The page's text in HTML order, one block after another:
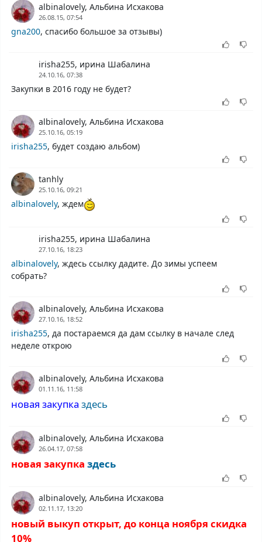
albinalovely, Альбина Исхакова
26.08.15, 07:54
gna200, спасибо большое за отзывы)
irisha255, ирина Шабалина
24.10.16, 07:38
Закупки в 2016 году не будет?
albinalovely, Альбина Исхакова
25.10.16, 05:19
irisha255, будет создаю альбом)
tanhly
25.10.16, 09:21
albinalovely, ждем
irisha255, ирина Шабалина
27.10.16, 18:23
albinalovely, ждесь ссылку дадите. До зимы успеем
собрать?
albinalovely, Альбина Исхакова
27.10.16, 18:52
irisha255, да постараемся да дам ссылку в начале след
неделе открою
albinalovely, Альбина Исхакова
01.11.16, 11:58
новая закупка здесь
albinalovely, Альбина Исхакова
26.04.17, 07:58
новая закупка здесь
albinalovely, Альбина Исхакова
02.11.17, 13:20
новый выкуп открыт, до конца ноября скидка
10%